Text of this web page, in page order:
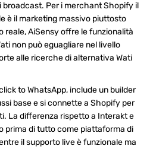
broadcast. Per i merchant Shopify il
è il marketing massivo piuttosto
reale, AiSensy offre le funzionalità
non può eguagliare nel livello
alle ricerche di alternativa Wati
to WhatsApp, include un builder
base e si connette a Shopify per
La differenza rispetto a Interakt e
prima di tutto come piattaforma di
il supporto live è funzionale ma